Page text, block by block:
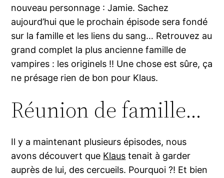
nouveau personnage : Jamie. Sachez
aujourd’hui que le prochain épisode sera fondé
sur la famille et les liens du sang… Retrouvez au
grand complet la plus ancienne famille de
vampires : les originels !! Une chose est sûre, ça
ne présage rien de bon pour Klaus.
Réunion de famille…
Il y a maintenant plusieurs épisodes, nous
avons découvert que Klaus tenait à garder
auprès de lui, des cercueils. Pourquoi ?! Et bien